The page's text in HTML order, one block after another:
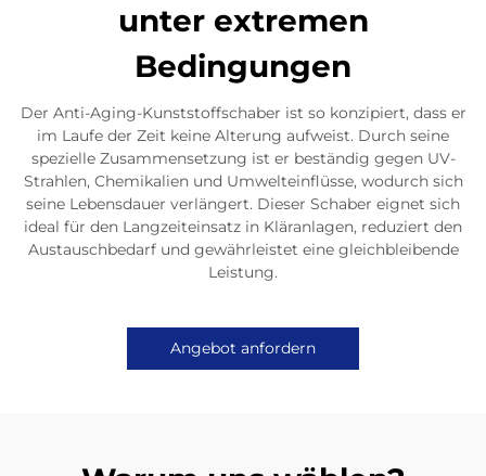
unter extremen
Bedingungen
Der Anti-Aging-Kunststoffschaber ist so konzipiert, dass er
im Laufe der Zeit keine Alterung aufweist. Durch seine
spezielle Zusammensetzung ist er beständig gegen UV-
Strahlen, Chemikalien und Umwelteinflüsse, wodurch sich
seine Lebensdauer verlängert. Dieser Schaber eignet sich
ideal für den Langzeiteinsatz in Kläranlagen, reduziert den
Austauschbedarf und gewährleistet eine gleichbleibende
Leistung.
Angebot anfordern